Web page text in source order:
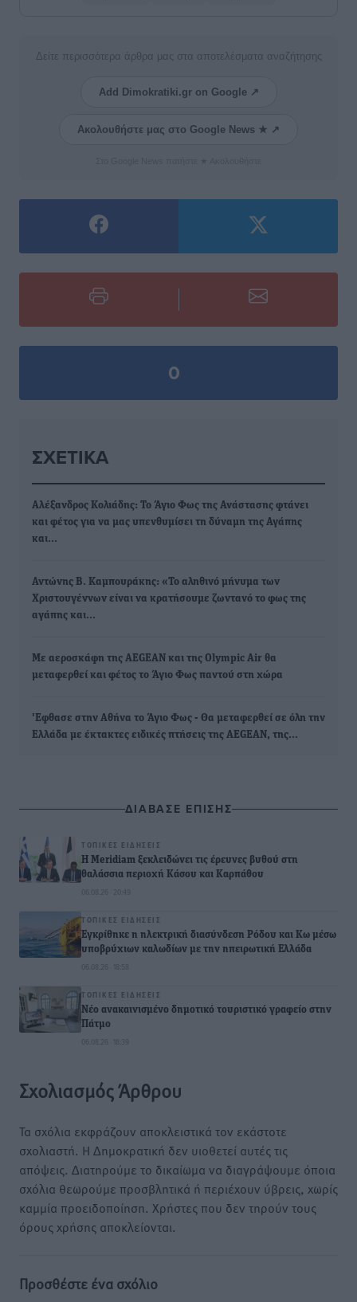
Δείτε περισσότερα άρθρα μας στα αποτελέσματα αναζήτησης
Add Dimokratiki.gr on Google ↗
Ακολουθήστε μας στο Google News ★ ↗
0
ΣΧΕΤΙΚΆ
Αλέξανδρος Κολιάδης: Το Άγιο Φως της Ανάστασης φτάνει
και φέτος για να μας υπενθυμίσει τη δύναμη της Αγάπης
και…
Αντώνης Β. Καμπουράκης: «Το αληθινό μήνυμα των
Χριστουγέννων είναι να κρατήσουμε ζωντανό το φως της
αγάπης και…
Με αεροσκάφη της AEGEAN και της Olympic Air θα
μεταφερθεί και φέτος το Άγιο Φως παντού στη χώρα
'Εφθασε στην Αθήνα το Άγιο Φως - Θα μεταφερθεί σε όλη την
Ελλάδα με έκτακτες ειδικές πτήσεις της AEGEAN, της…
ΔΙΑΒΑΣΕ ΕΠΙΣΗΣ
ΤΟΠΙΚΈΣ ΕΙΔΉΣΕΙΣ
Η Meridiam ξεκλειδώνει τις έρευνες βυθού στη
θαλάσσια περιοχή Κάσου και Καρπάθου
06.08.26 · 20:49
ΤΟΠΙΚΈΣ ΕΙΔΉΣΕΙΣ
Εγκρίθηκε η ηλεκτρική διασύνδεση Ρόδου και Κω μέσω
υποβρύχιων καλωδίων με την ηπειρωτική Ελλάδα
06.08.26 · 18:58
ΤΟΠΙΚΈΣ ΕΙΔΉΣΕΙΣ
Νέο ανακαινισμένο δημοτικό τουριστικό γραφείο στην
Πάτμο
06.08.26 · 18:39
Σχολιασμός Άρθρου
Τα σχόλια εκφράζουν αποκλειστικά τον εκάστοτε
σχολιαστή. Η Δημοκρατική δεν υιοθετεί αυτές τις
απόψεις. Διατηρούμε το δικαίωμα να διαγράψουμε όποια
σχόλια θεωρούμε προσβλητικά ή περιέχουν ύβρεις, χωρίς
καμμία προειδοποίηση. Χρήστες που δεν τηρούν τους
όρους χρήσης αποκλείονται.
Προσθέστε ένα σχόλιο